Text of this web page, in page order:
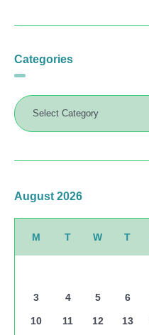
Categories
August 2026
M T W T
3 4 5 6
10 11 12 13